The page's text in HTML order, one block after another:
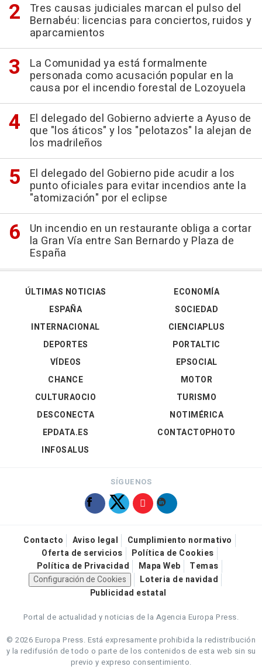
Tres causas judiciales marcan el pulso del
Bernabéu: licencias para conciertos, ruidos y
aparcamientos
La Comunidad ya está formalmente
personada como acusación popular en la
causa por el incendio forestal de Lozoyuela
El delegado del Gobierno advierte a Ayuso de
que "los áticos" y los "pelotazos" la alejan de
los madrileños
El delegado del Gobierno pide acudir a los
punto oficiales para evitar incendios ante la
"atomización" por el eclipse
Un incendio en un restaurante obliga a cortar
la Gran Vía entre San Bernardo y Plaza de
España
ÚLTIMAS NOTICIAS
ESPAÑA
INTERNACIONAL
DEPORTES
VÍDEOS
ECONOMÍA
SOCIEDAD
CIENCIAPLUS
PORTALTIC
EPSOCIAL
CHANCE
CULTURAOCIO
DESCONECTA
EPDATA.ES
INFOSALUS
MOTOR
TURISMO
NOTIMÉRICA
CONTACTOPHOTO
SÍGUENOS
Contacto Aviso legal
Cumplimiento normativo
Oferta de servicios
Política de Cookies
Política de Privacidad
Mapa Web
Temas
Configuración de Cookies
Loteria de navidad
Publicidad estatal
Portal de actualidad y noticias de la Agencia Europa Press.
© 2026 Europa Press. Está expresamente prohibida la redistribución
y la redifusión de todo o parte de los contenidos de esta web sin su
previo y expreso consentimiento.